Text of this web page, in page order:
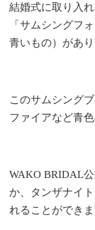
結婚式に取り入
「サムシングフ
青いもの）があり
このサムシング
ファイアなど青
WAKO BRIDAL
か、タンザナイ
れることができま